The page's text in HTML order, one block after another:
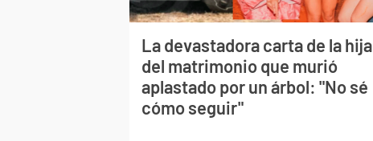
La devastadora carta de la hija
del matrimonio que murió
aplastado por un árbol: "No sé
cómo seguir"